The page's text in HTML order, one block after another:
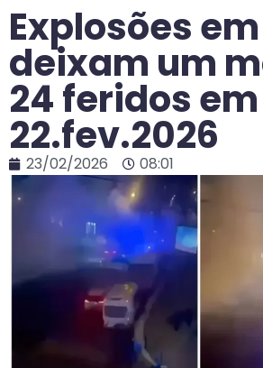
Explosões
deixam um
24 feridos em
22.fev.2026
23/02/2026 08:01